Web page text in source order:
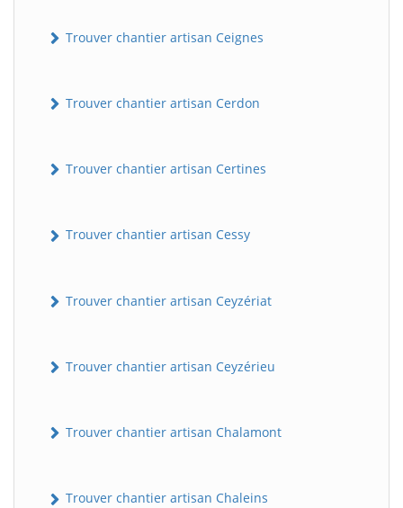
Trouver chantier artisan Ceignes
Trouver chantier artisan Cerdon
Trouver chantier artisan Certines
Trouver chantier artisan Cessy
Trouver chantier artisan Ceyzériat
Trouver chantier artisan Ceyzérieu
Trouver chantier artisan Chalamont
Trouver chantier artisan Chaleins